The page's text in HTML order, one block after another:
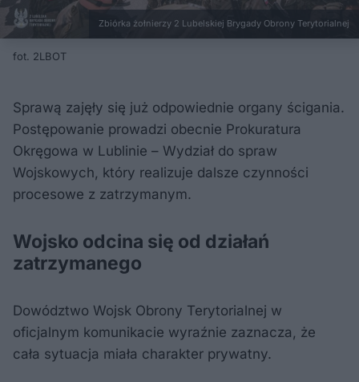
Zbiórka żołnierzy 2 Lubelskiej Brygady Obrony Terytorialnej
fot. 2LBOT
Sprawą zajęły się już odpowiednie organy ścigania.
Postępowanie prowadzi obecnie Prokuratura
Okręgowa w Lublinie – Wydział do spraw
Wojskowych, który realizuje dalsze czynności
procesowe z zatrzymanym.
Wojsko odcina się od działań
zatrzymanego
Dowództwo Wojsk Obrony Terytorialnej w
oficjalnym komunikacie wyraźnie zaznacza, że
cała sytuacja miała charakter prywatny.